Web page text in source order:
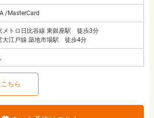
/MasterCard
メトロ日比谷線 東銀座駅 徒歩3分
大江戸線 築地市場駅 徒歩4分
ちら